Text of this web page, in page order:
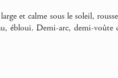
et calme sous le soleil,
ébloui. Demi-arc, demi-